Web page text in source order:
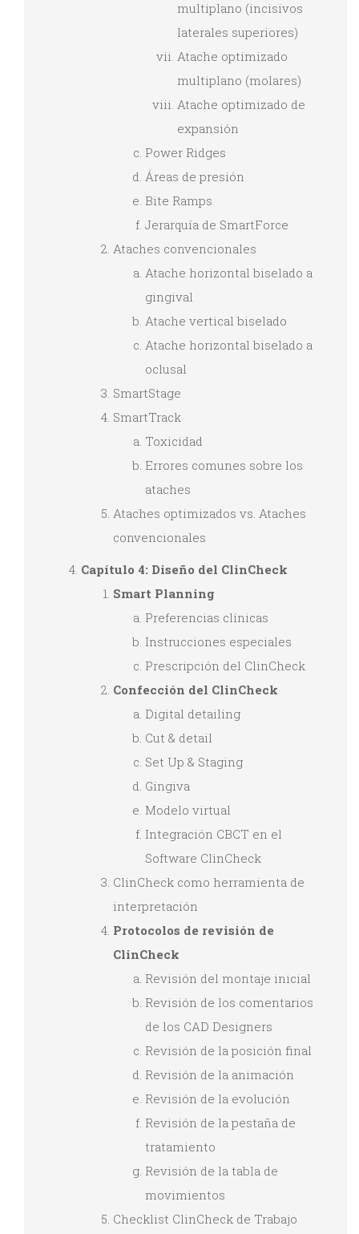
multiplano (incisivos
laterales superiores)
Atache optimizado
multiplano (molares)
Atache optimizado de
expansión
Power Ridges
Áreas de presión
Bite Ramps
Jerarquía de SmartForce
Ataches convencionales
Atache horizontal biselado a
gingival
Atache vertical biselado
Atache horizontal biselado a
oclusal
SmartStage
SmartTrack
Toxicidad
Errores comunes sobre los
ataches
Ataches optimizados vs. Ataches
convencionales
Capítulo 4: Diseño del ClinCheck
Smart Planning
Preferencias clínicas
Instrucciones especiales
Prescripción del ClinCheck
Confección del ClinCheck
Digital detailing
Cut & detail
Set Up & Staging
Gingiva
Modelo virtual
Integración CBCT en el
Software ClinCheck
ClinCheck como herramienta de
interpretación
Protocolos de revisión de
ClinCheck
Revisión del montaje inicial
Revisión de los comentarios
de los CAD Designers
Revisión de la posición final
Revisión de la animación
Revisión de la evolución
Revisión de la pestaña de
tratamiento
Revisión de la tabla de
movimientos
Checklist ClinCheck de Trabajo